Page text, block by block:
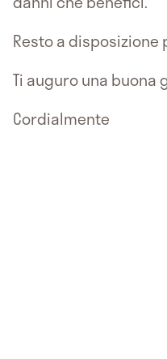
Resto a
Ti auguro una buona
Cordialmente